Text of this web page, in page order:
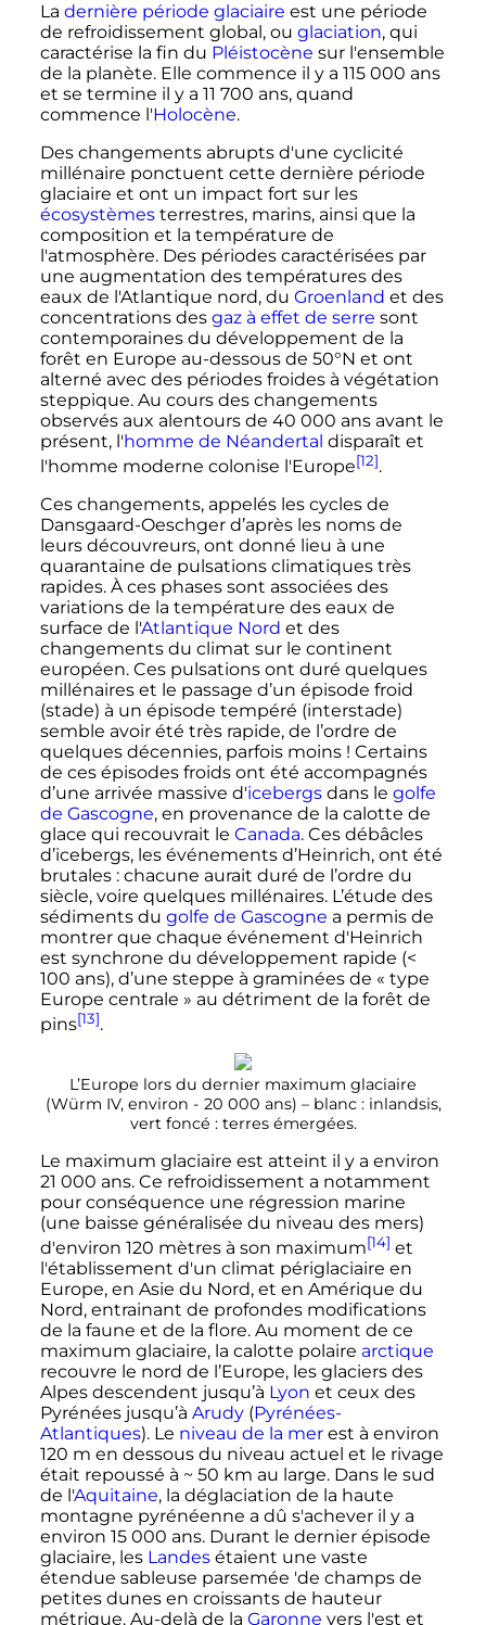
La dernière période glaciaire est une période
de refroidissement global, ou glaciation, qui
caractérise la fin du Pléistocène sur l'ensemble
de la planète. Elle commence il y a 115 000 ans
et se termine il y a 11 700 ans, quand
commence l'Holocène.
Des changements abrupts d'une cyclicité
millénaire ponctuent cette dernière période
glaciaire et ont un impact fort sur les
écosystèmesterrestres, marins, ainsi que la
composition et la température de
l'atmosphère. Des périodes caractérisées par
une augmentation des températures des
eaux de l'Atlantique nord, du Groenland et des
concentrations des gaz à effet de serre sont
contemporaines du développement de la
forêt en Europe au-dessous de 50°N et ont
alterné avec des périodes froides à végétation
steppique. Au cours des changements
observés aux alentours de 40 000 ansavant le
présent, l'homme de Néandertal disparaît et
l'homme moderne colonise l'Europe[12].
Ces changements, appelés les cycles de
Dansgaard-Oeschger d’après les noms de
leurs découvreurs, ont donné lieu à une
quarantaine de pulsations climatiques très
rapides. À ces phases sont associées des
variations de la température des eaux de
surface de l'Atlantique Nord et des
changements du climat sur le continent
européen. Ces pulsations ont duré quelques
millénaires et le passage d’un épisode froid
(stade) à un épisode tempéré (interstade)
semble avoir été très rapide, de l’ordre de
quelques décennies, parfois moins ! Certains
de ces épisodes froids ont été accompagnés
d’une arrivée massive d'icebergsdans le golfe
de Gascogne, en provenance de la calotte de
glace qui recouvrait le Canada. Ces débâcles
d’icebergs, les événements d’Heinrich, ont été
brutales : chacune aurait duré de l’ordre du
siècle, voire quelques millénaires. L’étude des
sédiments du golfe de Gascogne a permis de
montrer que chaque événement d'Heinrich
est synchrone du développement rapide (<
100 ans), d’une steppe à graminées de « type
Europe centrale » au détriment de la forêt de
pins[13].
L’Europe lors du dernier maximum glaciaire
(Würm IV, environ - 20 000 ans) – blanc : inlandsis,
vert foncé : terres émergées.
Le maximum glaciaire est atteint il y a environ
21 000 ans. Ce refroidissement a notamment
pour conséquence une régression marine
(une baisse généralisée du niveau des mers)
d'environ 120 mètresà son maximum[14] et
l'établissement d'un climat périglaciaire en
Europe, en Asie du Nord, et en Amérique du
Nord, entrainant de profondes modifications
de la faune et de la flore. Au moment de ce
maximum glaciaire, la calotte polaire arctique
recouvre le nord de l’Europe, les glaciers des
Alpes descendent jusqu’à Lyon et ceux des
Pyrénées jusqu’à Arudy(Pyrénées-
Atlantiques). Le niveau de la merest à environ
120 m en dessous du niveau actuel et le rivage
était repoussé à ~ 50 km au large. Dans le sud
de l'Aquitaine, la déglaciation de la haute
montagne pyrénéenne a dû s'achever il y a
environ 15 000 ans. Durant le dernier épisode
glaciaire, les Landesétaient une vaste
étendue sableuse parsemée 'de champs de
petites dunes en croissants de hauteur
métrique. Au-delà de la Garonne vers l'est et